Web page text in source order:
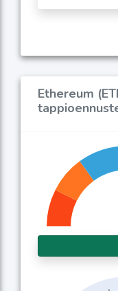
Ethereum